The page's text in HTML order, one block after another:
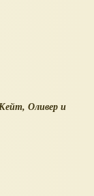
Оливер и